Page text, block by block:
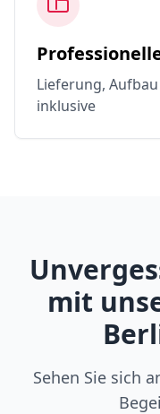
Lieferung,
inklusive
mit
Sehen Sie sich